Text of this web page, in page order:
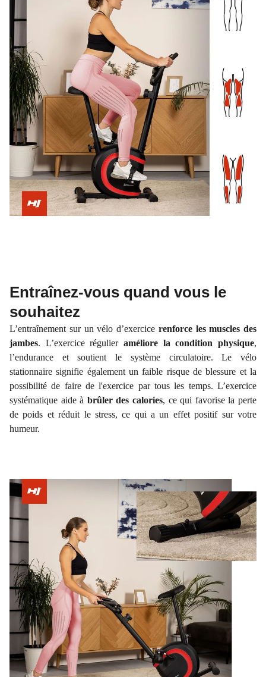
Entraînez-vous quand vous le
souhaitez
L’entraînement sur un vélo d’exercice renforce les muscles des
jambes. L’exercice régulier améliore la condition physique,
l’endurance et soutient le système circulatoire. Le vélo
stationnaire signifie également un faible risque de blessure et la
possibilité de faire de l'exercice par tous les temps. L’exercice
systématique aide à brûler des calories, ce qui favorise la perte
de poids et réduit le stress, ce qui a un effet positif sur votre
humeur.